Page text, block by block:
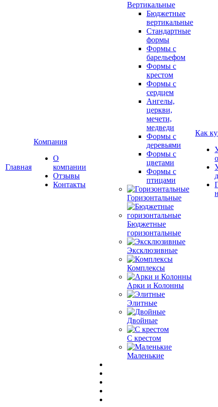
Главная
Компания
О
компании
Отзывы
Контакты
Вертикальные
Бюджетные
вертикальные
Стандартные
формы
Формы с
барельефом
Формы с
крестом
Формы с
сердцем
Ангелы,
церкви,
мечети,
медведи
Формы с
деревьями
Формы с
цветами
Формы с
птицами
Горизонтальные
Бюджетные
горизонтальные
Эксклюзивные
Комплексы
Арки и Колонны
Элитные
Двойные
С крестом
Маленькие
Как